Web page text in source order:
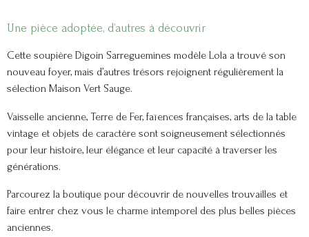
Une pièce adoptée, d’autres à découvrir
Cette soupière Digoin Sarreguemines modèle Lola a trouvé son
nouveau foyer, mais d’autres trésors rejoignent régulièrement la
sélection Maison Vert Sauge.
Vaisselle ancienne, Terre de Fer, faïences françaises, arts de la table
vintage et objets de caractère sont soigneusement sélectionnés
pour leur histoire, leur élégance et leur capacité à traverser les
générations.
Parcourez la boutique pour découvrir de nouvelles trouvailles et
faire entrer chez vous le charme intemporel des plus belles pièces
anciennes.